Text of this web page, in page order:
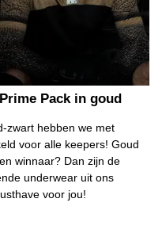
Pack in goud
zwart hebben we met
voor alle keepers! Goud
winnaar? Dan zijn de
underwear uit ons
voor jou!